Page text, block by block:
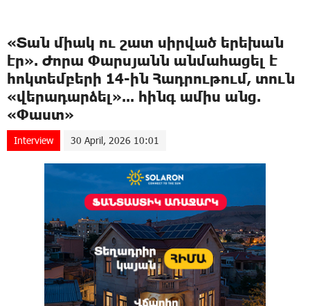
«Տան միակ ու շատ սիրված երեխան
էր». Ժորա Փարսյանն անմահացել է
հոկտեմբերի 14-ին Հադրութում, տուն
«վերադարձել»... հինգ ամիս անց.
«Փաստ»
Interview 30 April, 2026 10:01